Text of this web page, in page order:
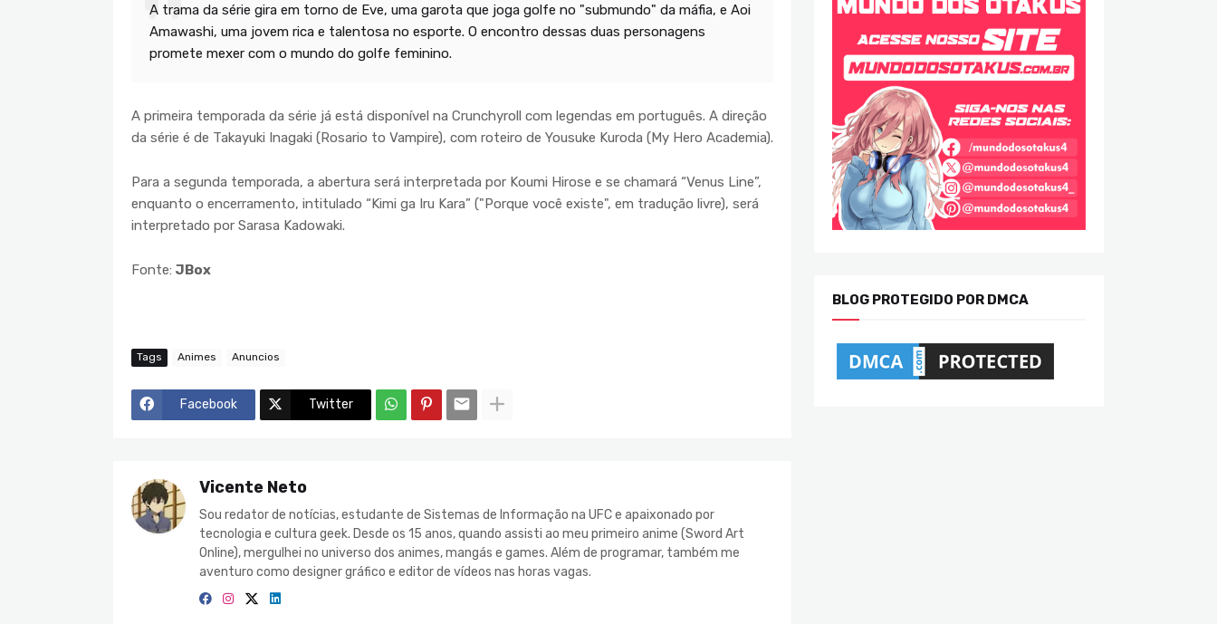
A trama da série gira em torno de Eve, uma garota que joga golfe no "submundo" da máfia, e Aoi
Amawashi, uma jovem rica e talentosa no esporte. O encontro dessas duas personagens
promete mexer com o mundo do golfe feminino.
A primeira temporada da série já está disponível na Crunchyroll com legendas em português. A direção
da série é de Takayuki Inagaki (Rosario to Vampire), com roteiro de Yousuke Kuroda (My Hero Academia).
Para a segunda temporada, a abertura será interpretada por Koumi Hirose e se chamará “Venus Line”,
enquanto o encerramento, intitulado “Kimi ga Iru Kara” ("Porque você existe", em tradução livre), será
interpretado por Sarasa Kadowaki.
Fonte: JBox
Tags Animes Anuncios
Facebook Twitter
Vicente Neto
Sou redator de notícias, estudante de Sistemas de Informação na UFC e apaixonado por
tecnologia e cultura geek. Desde os 15 anos, quando assisti ao meu primeiro anime (Sword Art
Online), mergulhei no universo dos animes, mangás e games. Além de programar, também me
aventuro como designer gráfico e editor de vídeos nas horas vagas.
BLOG PROTEGIDO POR DMCA